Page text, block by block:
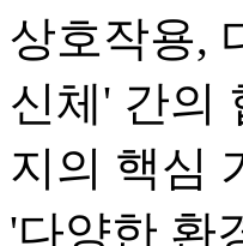
상호작용,
신체' 간의
지의 핵심
'다양한 환